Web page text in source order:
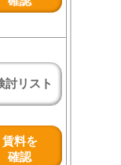
討リスト
賃料を
確認